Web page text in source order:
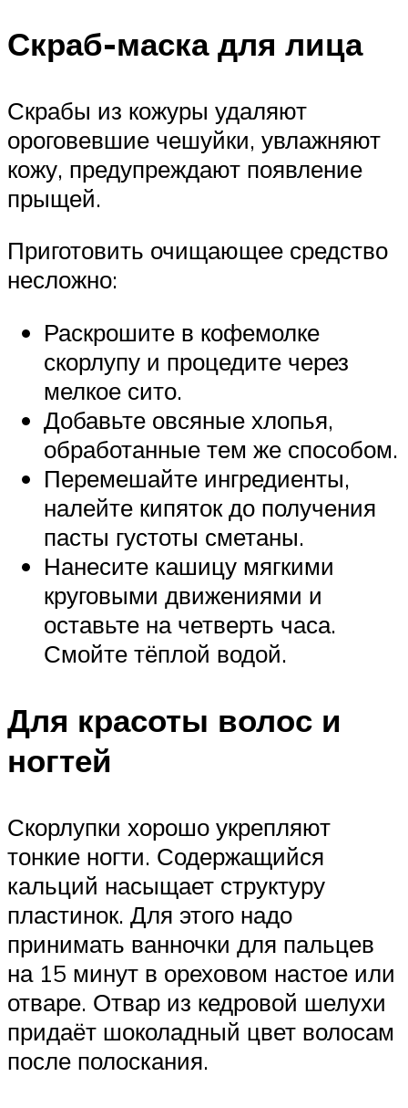
Скраб-маска для лица
Скрабы из кожуры удаляют
ороговевшие чешуйки, увлажняют
кожу, предупреждают появление
прыщей.
Приготовить очищающее средство
несложно:
Раскрошите в кофемолке
скорлупу и процедите через
мелкое сито.
Добавьте овсяные хлопья,
обработанные тем же способом.
Перемешайте ингредиенты,
налейте кипяток до получения
пасты густоты сметаны.
Нанесите кашицу мягкими
круговыми движениями и
оставьте на четверть часа.
Смойте тёплой водой.
Для красоты волос и
ногтей
Скорлупки хорошо укрепляют
тонкие ногти. Содержащийся
кальций насыщает структуру
пластинок. Для этого надо
принимать ванночки для пальцев
на 15 минут в ореховом настое или
отваре. Отвар из кедровой шелухи
придаёт шоколадный цвет волосам
после полоскания.